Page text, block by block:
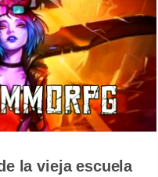
la vieja escuela